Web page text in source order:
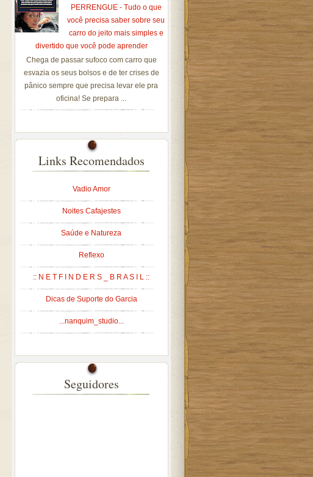
PERRENGUE - Tudo o que
você precisa saber sobre seu
carro do jeito mais simples e
divertido que você pode aprender
Chega de passar sufoco com carro que
esvazia os seus bolsos e de ter crises de
pânico sempre que precisa levar ele pra
oficina! Se prepara ...
Links Recomendados
Vadio Amor
Noites Cafajestes
Saúde e Natureza
Reflexo
:: N E T F I N D E R S _ B R A S I L ::
Dicas de Suporte do Garcia
...nanquim_studio...
Seguidores